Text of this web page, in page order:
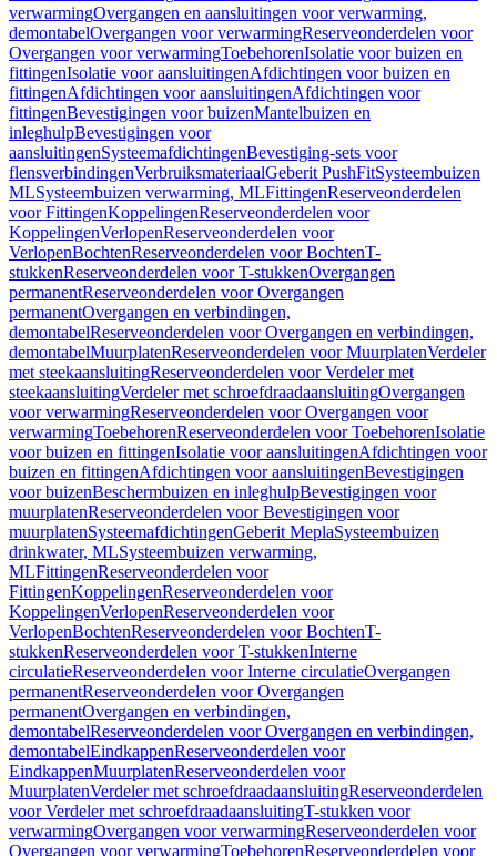
verwarmingOvergangen en aansluitingen voor verwarming,
demontabelOvergangen voor verwarmingReserveonderdelen voor
Overgangen voor verwarmingToebehorenIsolatie voor buizen en
fittingenIsolatie voor aansluitingenAfdichtingen voor buizen en
fittingenAfdichtingen voor aansluitingenAfdichtingen voor
fittingenBevestigingen voor buizenMantelbuizen en
inleghulpBevestigingen voor
aansluitingenSysteemafdichtingenBevestiging-sets voor
flensverbindingenVerbruiksmateriaalGeberit PushFitSysteembuizen
MLSysteembuizen verwarming, MLFittingenReserveonderdelen
voor FittingenKoppelingenReserveonderdelen voor
KoppelingenVerlopenReserveonderdelen voor
VerlopenBochtenReserveonderdelen voor BochtenT-
stukkenReserveonderdelen voor T-stukkenOvergangen
permanentReserveonderdelen voor Overgangen
permanentOvergangen en verbindingen,
demontabelReserveonderdelen voor Overgangen en verbindingen,
demontabelMuurplatenReserveonderdelen voor MuurplatenVerdeler
met steekaansluitingReserveonderdelen voor Verdeler met
steekaansluitingVerdeler met schroefdraadaansluitingOvergangen
voor verwarmingReserveonderdelen voor Overgangen voor
verwarmingToebehorenReserveonderdelen voor ToebehorenIsolatie
voor buizen en fittingenIsolatie voor aansluitingenAfdichtingen voor
buizen en fittingenAfdichtingen voor aansluitingenBevestigingen
voor buizenBeschermbuizen en inleghulpBevestigingen voor
muurplatenReserveonderdelen voor Bevestigingen voor
muurplatenSysteemafdichtingenGeberit MeplaSysteembuizen
drinkwater, MLSysteembuizen verwarming,
MLFittingenReserveonderdelen voor
FittingenKoppelingenReserveonderdelen voor
KoppelingenVerlopenReserveonderdelen voor
VerlopenBochtenReserveonderdelen voor BochtenT-
stukkenReserveonderdelen voor T-stukkenInterne
circulatieReserveonderdelen voor Interne circulatieOvergangen
permanentReserveonderdelen voor Overgangen
permanentOvergangen en verbindingen,
demontabelReserveonderdelen voor Overgangen en verbindingen,
demontabelEindkappenReserveonderdelen voor
EindkappenMuurplatenReserveonderdelen voor
MuurplatenVerdeler met schroefdraadaansluitingReserveonderdelen
voor Verdeler met schroefdraadaansluitingT-stukken voor
verwarmingOvergangen voor verwarmingReserveonderdelen voor
Overgangen voor verwarmingToebehorenReserveonderdelen voor